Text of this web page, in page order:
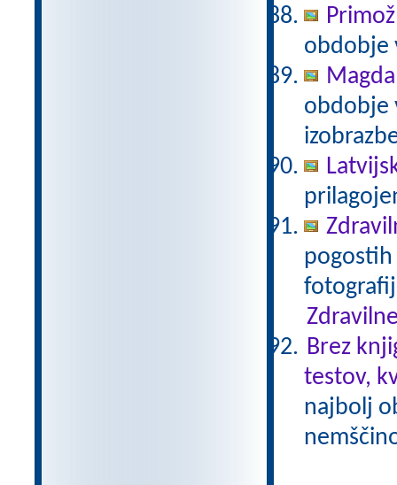
obdobje
obdobje
pogostih
Brez
testov,
najbolj